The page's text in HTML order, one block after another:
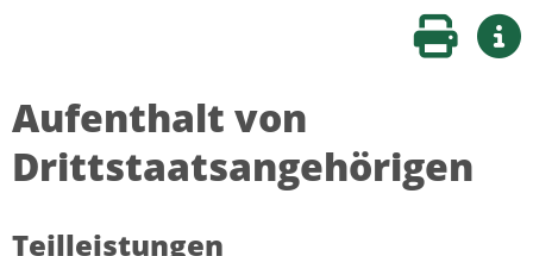
Seite
Aufenthalt von
Drittstaatsangehörigen
Teilleistungen